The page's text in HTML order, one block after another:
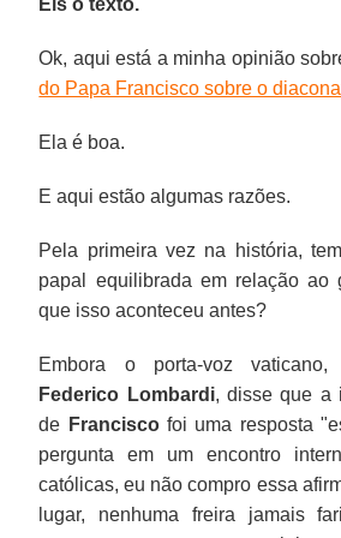
Ok, aqui está a minha opinião
do Papa Francisco sobre o
Ela é boa.
E aqui estão algumas razões.
Pela primeira vez na história,
papal equilibrada em relação ao
que isso aconteceu antes?
Embora o porta-voz
Federico Lombardi, disse que a
de Franciscofoi uma resposta
pergunta em um encontro
católicas, eu não compro essa
lugar, nenhuma freira jamais